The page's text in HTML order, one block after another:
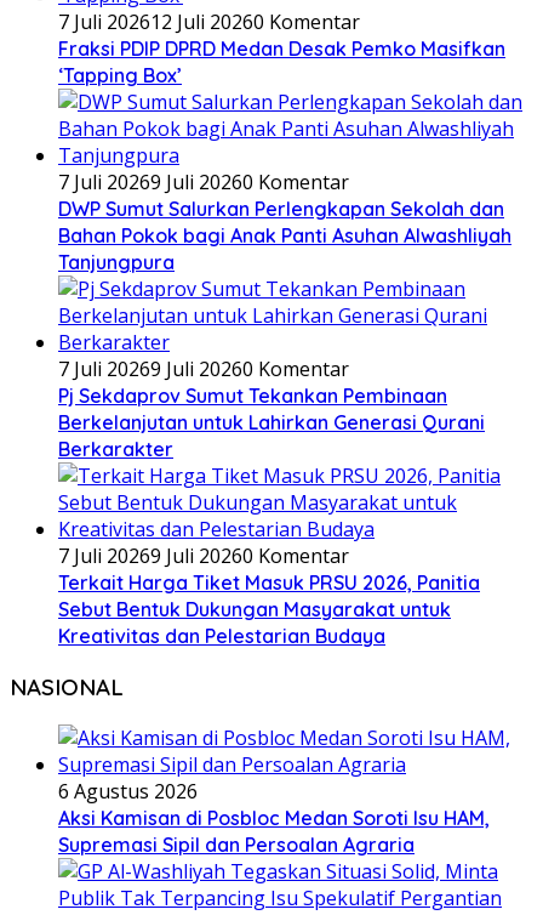
7 Juli 202612 Juli 20260 Komentar
Fraksi PDIP DPRD Medan Desak Pemko Masifkan
‘Tapping Box’
7 Juli 20269 Juli 20260 Komentar
DWP Sumut Salurkan Perlengkapan Sekolah dan
Bahan Pokok bagi Anak Panti Asuhan Alwashliyah
Tanjungpura
7 Juli 20269 Juli 20260 Komentar
Pj Sekdaprov Sumut Tekankan Pembinaan
Berkelanjutan untuk Lahirkan Generasi Qurani
Berkarakter
7 Juli 20269 Juli 20260 Komentar
Terkait Harga Tiket Masuk PRSU 2026, Panitia
Sebut Bentuk Dukungan Masyarakat untuk
Kreativitas dan Pelestarian Budaya
NASIONAL
6 Agustus 2026
Aksi Kamisan di Posbloc Medan Soroti Isu HAM,
Supremasi Sipil dan Persoalan Agraria